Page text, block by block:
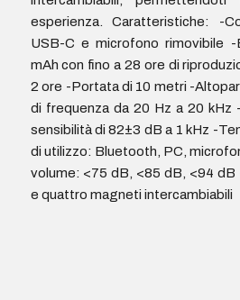
esperienza. Caratteristiche: -
USB-C e microfono rimovibile
mAh con fino a 28 ore di
2 ore -Portata di 10 metri -
di frequenza da 20 Hz a 20 kHz
sensibilità di 82±3 dB a 1 kHz -
di utilizzo: Bluetooth, PC,
volume: <75 dB, <85 dB, <94 dB
e quattro magneti intercambiabili